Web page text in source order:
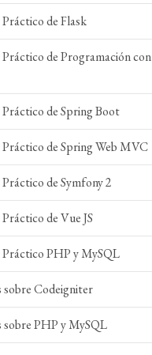
de Flask
de Programación con
de Spring Boot
de Spring Web MVC
de Symfony 2
de Vue JS
PHP y MySQL
sobre Codeigniter
sobre PHP y MySQL